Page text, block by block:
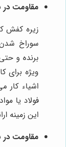
مقاومت در
زیره کفش
سوراخ
برنده و
ویژه برای
اشیاء کار
فولاد یا
این زمینه
مقاومت در